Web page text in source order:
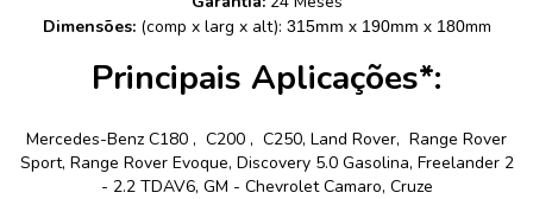
Dimensões:(comp x larg x alt): 315mm x 190mm x 180mm
Principais Aplicações*:
Mercedes-Benz C180 , C200 , C250, Land Rover, Range Rover
Sport, Range Rover Evoque, Discovery 5.0 Gasolina, Freelander 2
- 2.2 TDAV6, GM - Chevrolet Camaro, Cruze